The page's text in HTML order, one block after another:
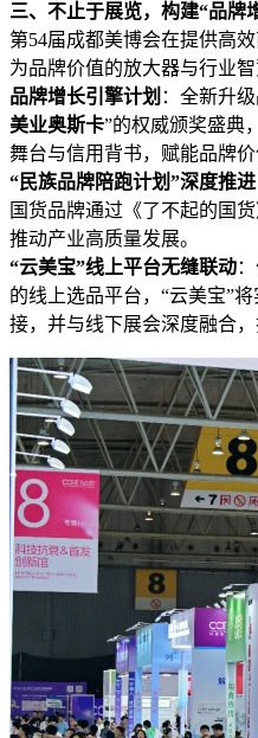
三、不止于展览，构建“品牌
第54届成都美博会在提供高
为品牌价值的放大器与行业
品牌增长引擎计划 ：全新升
美业奥斯卡”的权威颁奖盛典
舞台与信用背书，赋能品牌价
“民族品牌陪跑计划”深度推进
国货品牌通过《了不起的国
推动产业高质量发展。
“云美宝”线上平台无缝联动
的线上选品平台，“云美宝”
接，并与线下展会深度融合，